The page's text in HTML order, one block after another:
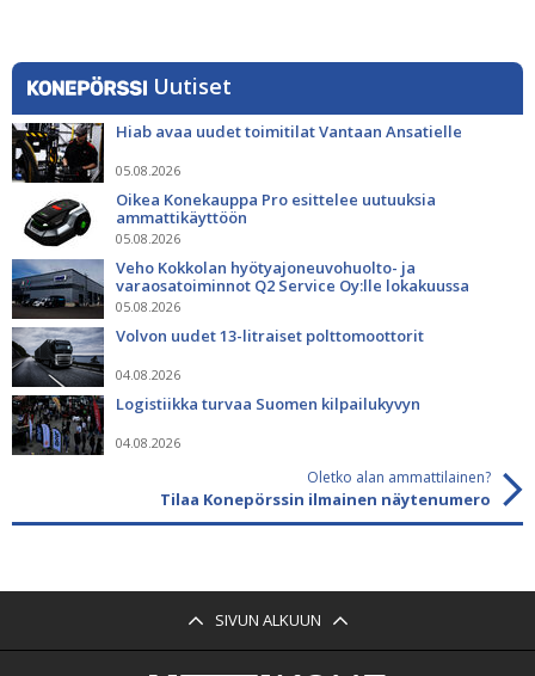
Uutiset
Hiab avaa uudet toimitilat Vantaan Ansatielle
05.08.2026
Oikea Konekauppa Pro esittelee uutuuksia
ammattikäyttöön
05.08.2026
Veho Kokkolan hyötyajoneuvohuolto- ja
varaosatoiminnot Q2 Service Oy:lle lokakuussa
05.08.2026
Volvon uudet 13-litraiset polttomoottorit
04.08.2026
Logistiikka turvaa Suomen kilpailukyvyn
04.08.2026
Oletko alan ammattilainen?
Tilaa Konepörssin ilmainen näytenumero
SIVUN ALKUUN